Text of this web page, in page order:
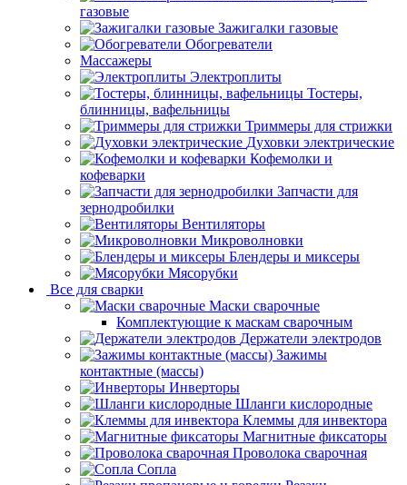
газовые
Зажигалки газовые
Обогреватели
Массажеры
Электроплиты
Тостеры,
блинницы, вафельницы
Триммеры для стрижки
Духовки электрические
Кофемолки и
кофеварки
Запчасти для
зернодробилки
Вентиляторы
Микроволновки
Блендеры и миксеры
Мясорубки
Все для сварки
Маски сварочные
Комплектующие к маскам сварочным
Держатели электродов
Зажимы
контактные (массы)
Инверторы
Шланги кислородные
Клеммы для инвектора
Магнитные фиксаторы
Проволока сварочная
Сопла